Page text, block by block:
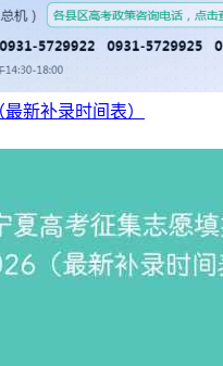
新补录时间表）